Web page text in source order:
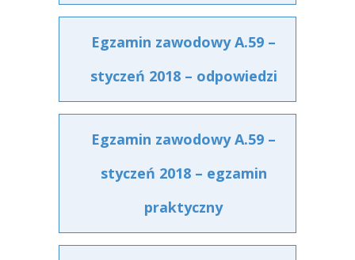
Egzamin zawodowy A.59 –
styczeń 2018 – odpowiedzi
Egzamin zawodowy A.59 –
styczeń 2018 – egzamin
praktyczny